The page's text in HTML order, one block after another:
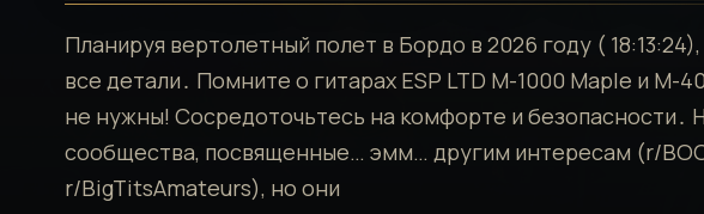
Планируя вертолетный полет в Бордо в 2026 году (
все детали․ Помните о гитарах ESP LTD M-1000 Maple и M-
не нужны! Сосредоточьтесь на комфорте и безопасности․
сообщества, посвященные… эмм… другим интересам (r/
r/BigTitsAmateurs), но они